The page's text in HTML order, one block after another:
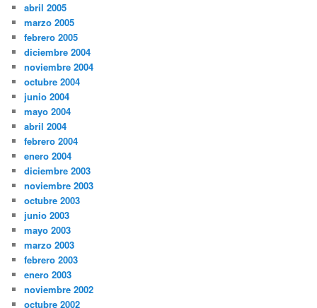
abril 2005
marzo 2005
febrero 2005
diciembre 2004
noviembre 2004
octubre 2004
junio 2004
mayo 2004
abril 2004
febrero 2004
enero 2004
diciembre 2003
noviembre 2003
octubre 2003
junio 2003
mayo 2003
marzo 2003
febrero 2003
enero 2003
noviembre 2002
octubre 2002